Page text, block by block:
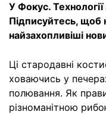
У Фокус. Технології
Підписуйтесь, щоб
найзахопливіші
Ці стародавні
ховаючись у
полювання. Як
різноманітною